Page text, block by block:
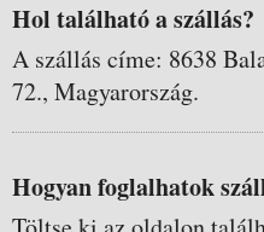
Hol található a szállás?
A szállás címe: 8638
72., Magyarország.
Hogyan foglalhatok